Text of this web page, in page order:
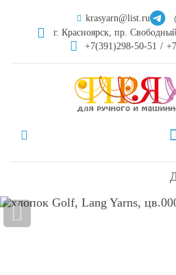
krasyarn@list.ru
г. Красноярск, пр.
+7(391)298-50-51 /